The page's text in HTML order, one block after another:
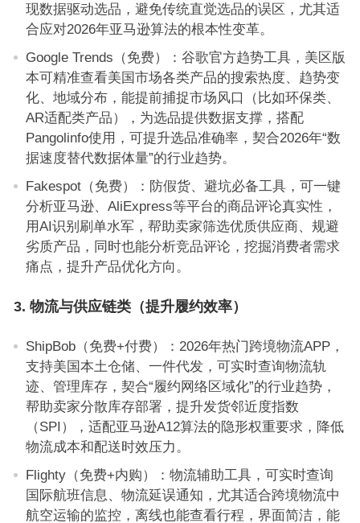
现数据驱动选品，避免传统直觉选品的误区，尤其适
合应对2026年亚马逊算法的根本性变革。
Google Trends（免费）：谷歌官方趋势工具，美区版
本可精准查看美国市场各类产品的搜索热度、趋势变
化、地域分布，能提前捕捉市场风口（比如环保类、
AR适配类产品），为选品提供数据支撑，搭配
Pangolinfo使用，可提升选品准确率，契合2026年“数
据速度替代数据体量”的行业趋势。
Fakespot（免费）：防假货、避坑必备工具，可一键
分析亚马逊、AliExpress等平台的商品评论真实性，
用AI识别刷单水军，帮助卖家筛选优质供应商、规避
劣质产品，同时也能分析竞品评论，挖掘消费者需求
痛点，提升产品优化方向。
3. 物流与供应链类（提升履约效率）
ShipBob（免费+付费）：2026年热门跨境物流APP，
支持美国本土仓储、一件代发，可实时查询物流轨
迹、管理库存，契合“履约网络区域化”的行业趋势，
帮助卖家分散库存部署，提升发货邻近度指数
（SPI），适配亚马逊A12算法的隐形权重要求，降低
物流成本和配送时效压力。
Flighty（免费+内购）：物流辅助工具，可实时查询
国际航班信息、物流延误通知，尤其适合跨境物流中
航空运输的监控，离线也能查看行程，界面简洁，能